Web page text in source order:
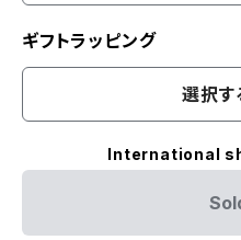
ギフトラッピング
選択す
International